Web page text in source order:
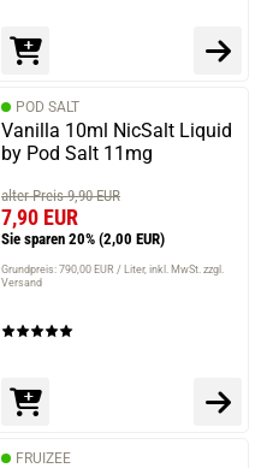
POD SALT
Vanilla 10ml NicSalt Liquid
by Pod Salt 11mg
alter Preis 9,90 EUR
7,90 EUR
Sie sparen 20% (2,00 EUR)
Grundpreis: 790,00 EUR / Liter inkl. MwSt. zzgl.
Versand
FRUIZEE